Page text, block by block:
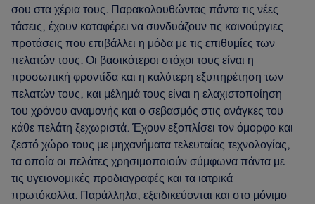
σου στα χέρια τους. Παρακολουθώντας πάντα τις νέες
τάσεις, έχουν καταφέρει να συνδυάζουν τις καινούργιες
προτάσεις που επιβάλλει η μόδα με τις επιθυμίες των
πελατών τους. Οι βασικότεροι στόχοι τους είναι η
προσωπική φροντίδα και η καλύτερη εξυπηρέτηση των
πελατών τους, και μέλημά τους είναι η ελαχιστοποίηση
του χρόνου αναμονής και ο σεβασμός στις ανάγκες του
κάθε πελάτη ξεχωριστά. Έχουν εξοπλίσει τον όμορφο και
ζεστό χώρο τους με μηχανήματα τελευταίας τεχνολογίας,
τα οποία οι πελάτες χρησιμοποιούν σύμφωνα πάντα με
τις υγειονομικές προδιαγραφές και τα ιατρικά
πρωτόκολλα. Παράλληλα, εξειδικεύονται και στο μόνιμο